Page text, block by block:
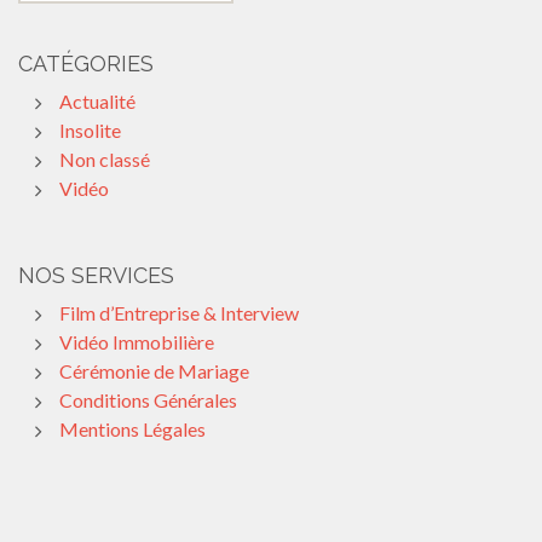
CATÉGORIES
Actualité
Insolite
Non classé
Vidéo
NOS SERVICES
Film d’Entreprise & Interview
Vidéo Immobilière
Cérémonie de Mariage
Conditions Générales
Mentions Légales